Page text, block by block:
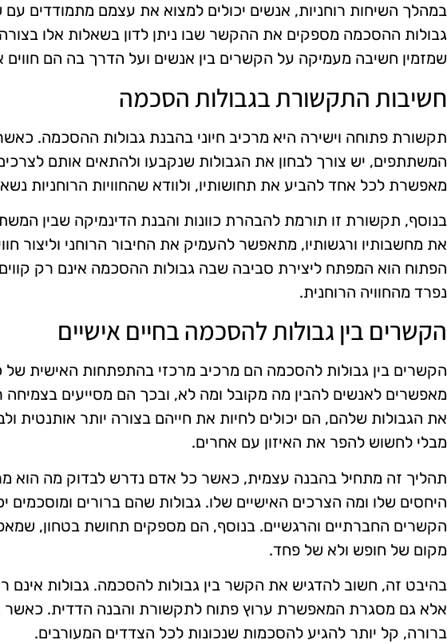
במהלך השיחות רוחניות, אנשים יכולים למצוא את עצמם מתמודדים עם
גבולות ההסכמה מספקים את ההקשר שבו ניתן לדון בשאלות אלו בצורה
שמזמין חשיבה מעמיקה על הקשרים בין אנשים ועל הדרך בה הם
חשיבות התקשורת בגבולות הסכמה
תקשורת פתוחה וישירה היא מרכיב חיוני בהבנת גבולות ההסכמה.
המשתתפים, יש צורך לבחון את הגבולות שנקבעו ולהתאים אותם
מאפשרת לכל אחד להביע את תחושותיו, ולוודא שהחוויות הרוחניות
בנוסף, תקשורת זו תורמת להבהרת כוונות והבנת הדינמיקה שבין
את מחשבותיו ורגשותיו, מתאפשר להעמיק את החיבור הרוחני וליצור
הפתוח הוא המפתח ליצירת סביבה שבה גבולות ההסכמה אינם רק
נפרד מהחוויה הרוחנית.
הקשרים בין גבולות להסכמה בחיים אישיים
הקשרים בין גבולות להסכמה הם מרכיב מרכזי בהתפתחות האישית של
מאפשרים לאנשים להבין מה מקובל ומה לא, ובכך הם מסייעים בצמיחה
את הגבולות שלהם, הם יכולים לחיות את חייהם בצורה יותר אותנטית
מבלי לחשוש להפר את האיזון עם אחרים.
תהליך זה מתחיל בהבנה עצמית, כאשר כל אדם נדרש לבדוק מה הוא
היחסים שלו ומה הצרכים האישיים שלו. גבולות שהם ברורים ומוסכמים
הקשרים החברתיים והרגשיים. בנוסף, הם מספקים תחושת בטחון,
מקום של חופש ולא של פחד.
בהיבט זה, חשוב להדגיש את הקשר בין גבולות להסכמה. גבולות אינם
אלא גם מסגרת המאפשרת ערוץ פתוח לתקשורת והבנה הדדית. כאשר
ברורה, קל יותר להגיע להסכמות שנכונות לכל הצדדים המעורבים.